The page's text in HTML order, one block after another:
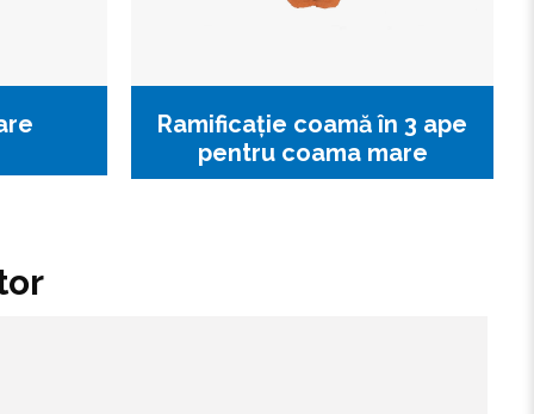
Ramificație coamă în 3 ape
pentru coama mare